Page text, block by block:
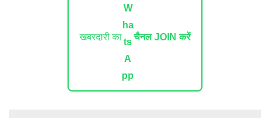
खबरदारी का चैनल JOIN करें